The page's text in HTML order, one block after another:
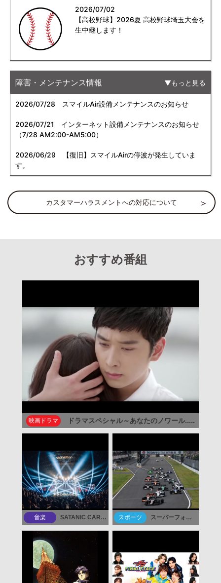
2026/07/02
【高校野球】2026夏 高校野球埼玉大会を
生中継します！
障害・メンテナンス情報 もっと見る
2026/07/28 スマイルAir設備メンテナンスのお知らせ
2026/07/21
インターネット設備メンテナンスのお知らせ
（7/28 AM2:00-AM5:00）
2026/06/29 【復旧】スマイルAirの停波が発生していま
す。
カスタマーハラスメントへの対応について
おすすめ番組